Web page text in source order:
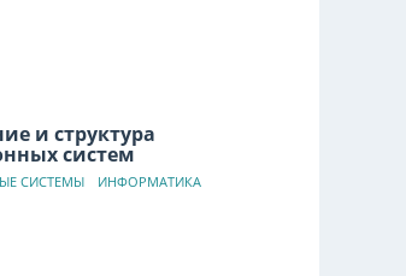
и структура
систем
СИСТЕМЫ ИНФОРМАТИКА